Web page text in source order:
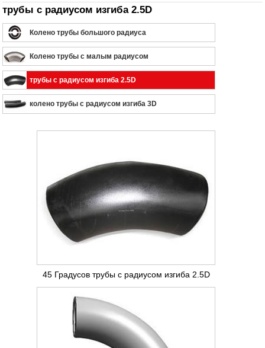
трубы с радиусом изгиба 2.5D
Колено трубы большого радиуса
Колено трубы с малым радиусом
трубы с радиусом изгиба 2.5D
колено трубы с радиусом изгиба 3D
45 Градусов трубы с радиусом изгиба 2.5D